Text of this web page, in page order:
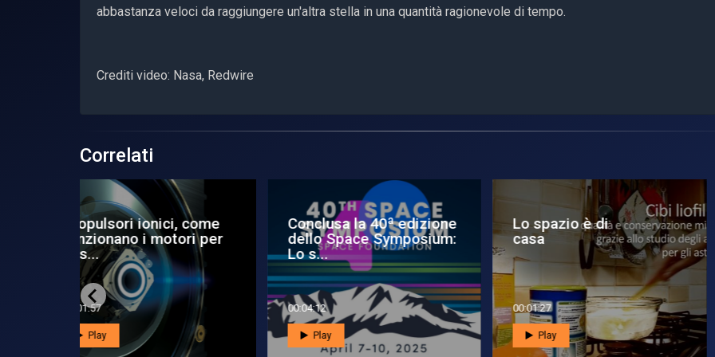
abbastanza veloci da raggiungere un'altra stella in una quantità ragionevole di tempo.
Crediti video: Nasa, Redwire
Correlati
Conclusa la 40ª edizione
dello Space Symposium:
Lo s...
00:04:12
Play
Lo spazio è di
casa
00:01:27
Play
Vele solari per le
previsioni
meteorologiche
00:02:06
Play